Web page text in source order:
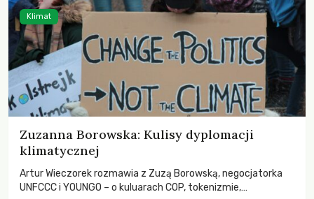
Zuzanna Borowska: Kulisy dyplomacji
klimatycznej
Artur Wieczorek rozmawia z Zuzą Borowską, negocjatorka
UNFCCC i YOUNGO – o kuluarach COP, tokenizmie,
Klimat